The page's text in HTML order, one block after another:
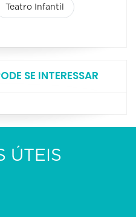
Teatro Infantil
SE INTERESSAR
ÚTEIS